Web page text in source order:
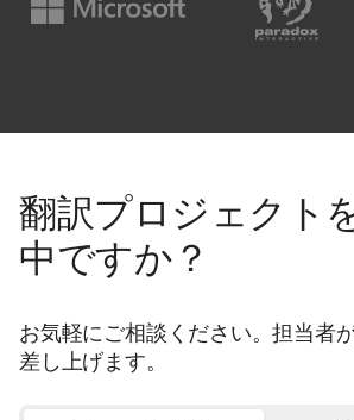
翻訳プロジェクト
中ですか？
お気軽にご相談ください。担当者
差し上げます。